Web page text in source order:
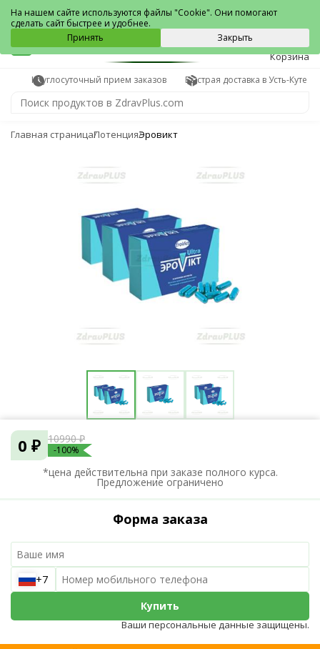
Усть-Кут
0
Корзина
Круглосуточный прием заказов Быстрая доставка в Усть-Куте
Главная страницаПотенцияЭровикт
0 ₽ 10990 ₽
-100%
*цена действительна при заказе полного курса.
Предложение ограничено
Форма заказа
+7
Купить
Ваши персональные данные защищены.
На нашем сайте используются файлы "Cookie". Они помогают
сделать сайт быстрее и удобнее.
Принять
Закрыть